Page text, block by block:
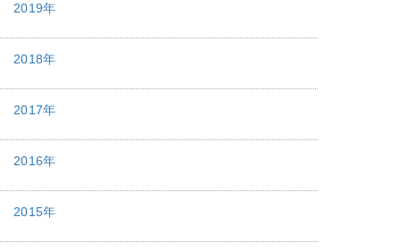
2019年
2018年
2017年
2016年
2015年